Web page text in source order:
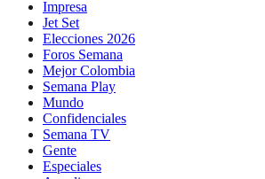
Impresa
Jet Set
Elecciones 2026
Foros Semana
Mejor Colombia
Semana Play
Mundo
Confidenciales
Semana TV
Gente
Especiales